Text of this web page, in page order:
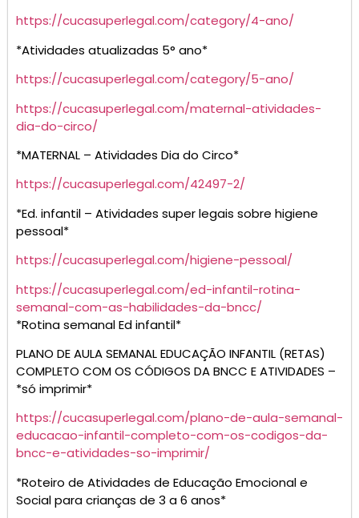
https://cucasuperlegal.com/category/4-ano/
*Atividades atualizadas 5° ano*
https://cucasuperlegal.com/category/5-ano/
https://cucasuperlegal.com/maternal-atividades-
dia-do-circo/
*MATERNAL – Atividades Dia do Circo*
https://cucasuperlegal.com/42497-2/
*Ed. infantil – Atividades super legais sobre higiene
pessoal*
https://cucasuperlegal.com/higiene-pessoal/
https://cucasuperlegal.com/ed-infantil-rotina-
semanal-com-as-habilidades-da-bncc/
*Rotina semanal Ed infantil*
PLANO DE AULA SEMANAL EDUCAÇÃO INFANTIL (RETAS)
COMPLETO COM OS CÓDIGOS DA BNCC E ATIVIDADES –
*só imprimir*
https://cucasuperlegal.com/plano-de-aula-semanal-
educacao-infantil-completo-com-os-codigos-da-
bncc-e-atividades-so-imprimir/
*Roteiro de Atividades de Educação Emocional e
Social para crianças de 3 a 6 anos*